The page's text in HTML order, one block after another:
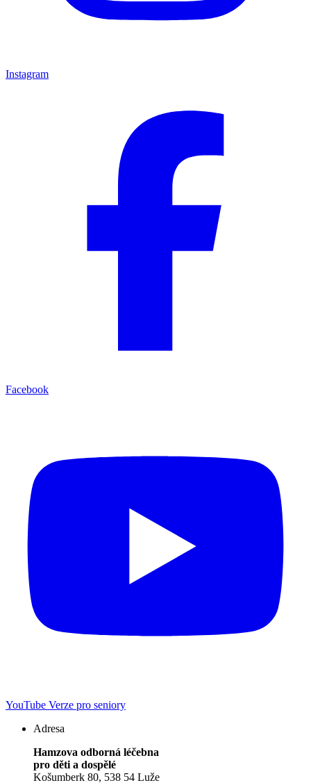
Instagram
Facebook
YouTube Verze pro seniory
Adresa
Hamzova odborná léčebna
pro děti a dospělé
Košumberk 80, 538 54 Luže